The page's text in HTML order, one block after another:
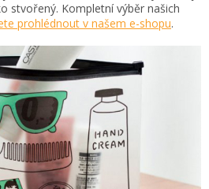
stvořený. Kompletní výběr našich
prohlédnout v našem e-shopu.